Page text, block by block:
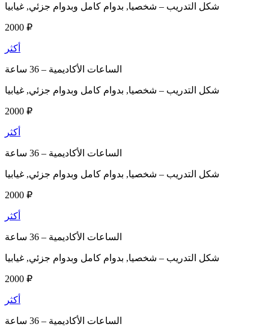
شكل التدريب – شخصيا, بدوام كامل وبدوام جزئي, غيابيا
2000 ₽
أكثر
الساعات الأكاديمية –
شكل التدريب – شخصيا, بدوام كامل وبدوام جزئي, غيابيا
2000 ₽
أكثر
الساعات الأكاديمية –
شكل التدريب – شخصيا, بدوام كامل وبدوام جزئي, غيابيا
2000 ₽
أكثر
الساعات الأكاديمية –
شكل التدريب – شخصيا, بدوام كامل وبدوام جزئي, غيابيا
2000 ₽
أكثر
الساعات الأكاديمية –